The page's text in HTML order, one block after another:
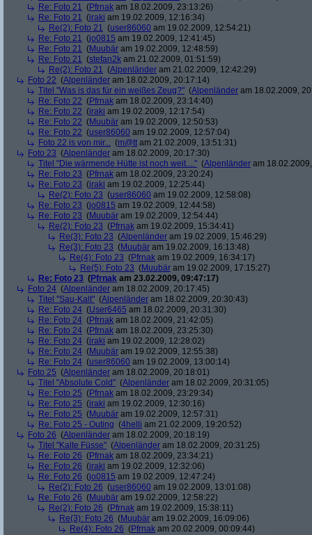
Re: Foto 21 (Pfrnak am 18.02.2009, 23:13:26)
Re: Foto 21 (iraki am 19.02.2009, 12:16:34)
Re(2): Foto 21 (user86060 am 19.02.2009, 12:54:21)
Re: Foto 21 (jo0815 am 19.02.2009, 12:41:45)
Re: Foto 21 (Muubär am 19.02.2009, 12:48:59)
Re: Foto 21 (stefan2k am 21.02.2009, 01:51:59)
Re(2): Foto 21 (Alpenländer am 21.02.2009, 12:42:29)
Foto 22 (Alpenländer am 18.02.2009, 20:17:14)
Titel "Was is das für ein weißes Zeug?" (Alpenländer am 18.02.2009,
Re: Foto 22 (Pfrnak am 18.02.2009, 23:14:40)
Re: Foto 22 (iraki am 19.02.2009, 12:17:54)
Re: Foto 22 (Muubär am 19.02.2009, 12:50:53)
Re: Foto 22 (user86060 am 19.02.2009, 12:57:04)
Foto 22 is von mir... (m@tt am 21.02.2009, 13:51:31)
Foto 23 (Alpenländer am 18.02.2009, 20:17:30)
Titel "Die wärmende Hütte ist noch weit...." (Alpenländer am
Re: Foto 23 (Pfrnak am 18.02.2009, 23:20:24)
Re: Foto 23 (iraki am 19.02.2009, 12:25:44)
Re(2): Foto 23 (user86060 am 19.02.2009, 12:58:08)
Re: Foto 23 (jo0815 am 19.02.2009, 12:44:58)
Re: Foto 23 (Muubär am 19.02.2009, 12:54:44)
Re(2): Foto 23 (Pfrnak am 19.02.2009, 15:34:41)
Re(3): Foto 23 (Alpenländer am 19.02.2009, 15:46:29)
Re(3): Foto 23 (Muubär am 19.02.2009, 16:13:48)
Re(4): Foto 23 (Pfrnak am 19.02.2009, 16:34:17)
Re(5): Foto 23 (Muubär am 19.02.2009, 17:15:27)
Re: Foto 23 (Pfrnak am 23.02.2009, 09:47:17)
Foto 24 (Alpenländer am 18.02.2009, 20:17:45)
Titel "Sau-Kalt" (Alpenländer am 18.02.2009, 20:30:43)
Re: Foto 24 (User6465 am 18.02.2009, 20:31:30)
Re: Foto 24 (Pfrnak am 18.02.2009, 21:42:05)
Re: Foto 24 (Pfrnak am 18.02.2009, 23:25:30)
Re: Foto 24 (iraki am 19.02.2009, 12:28:02)
Re: Foto 24 (Muubär am 19.02.2009, 12:55:38)
Re: Foto 24 (user86060 am 19.02.2009, 13:00:14)
Foto 25 (Alpenländer am 18.02.2009, 20:18:01)
Titel "Absolute Cold" (Alpenländer am 18.02.2009, 20:31:05)
Re: Foto 25 (Pfrnak am 18.02.2009, 23:29:34)
Re: Foto 25 (iraki am 19.02.2009, 12:30:16)
Re: Foto 25 (Muubär am 19.02.2009, 12:57:31)
Re: Foto 25 - Outing (4helli am 21.02.2009, 19:20:52)
Foto 26 (Alpenländer am 18.02.2009, 20:18:19)
Titel "Kalte Füsse" (Alpenländer am 18.02.2009, 20:31:25)
Re: Foto 26 (Pfrnak am 18.02.2009, 23:34:21)
Re: Foto 26 (iraki am 19.02.2009, 12:32:06)
Re: Foto 26 (jo0815 am 19.02.2009, 12:47:24)
Re(2): Foto 26 (user86060 am 19.02.2009, 13:01:08)
Re: Foto 26 (Muubär am 19.02.2009, 12:58:22)
Re(2): Foto 26 (Pfrnak am 19.02.2009, 15:38:11)
Re(3): Foto 26 (Muubär am 19.02.2009, 16:09:06)
Re(4): Foto 26 (Pfrnak am 20.02.2009, 00:09:44)